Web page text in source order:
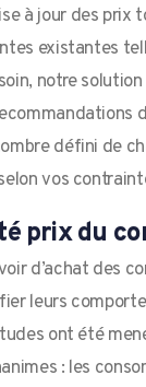
à jour des prix
existantes
notre
défini de
vos
prix du
d’achat des
leurs
ont été
: les